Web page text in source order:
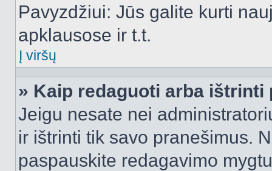
Pavyzdžiui: Jūs galite kurti
apklausose ir t.t.
Į viršų
» Kaip redaguoti arba ištrinti
Jeigu nesate nei
ir ištrinti tik savo pranešimus.
paspauskite redagavimo